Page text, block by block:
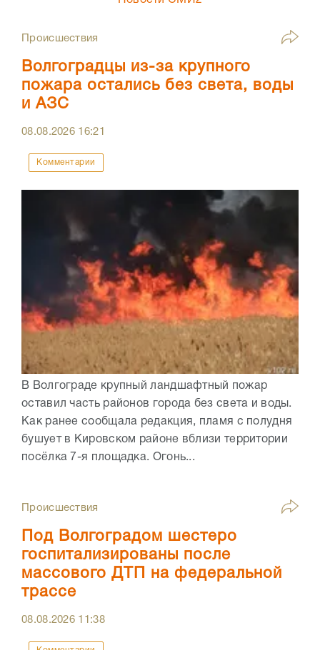
Происшествия
Волгоградцы из-за крупного
пожара остались без света, воды
и АЗС
08.08.2026 16:21
Комментарии
В Волгограде крупный ландшафтный пожар
оставил часть районов города без света и воды.
Как ранее сообщала редакция, пламя с полудня
бушует в Кировском районе вблизи территории
посёлка 7-я площадка. Огонь...
Происшествия
Под Волгоградом шестеро
госпитализированы после
массового ДТП на федеральной
трассе
08.08.2026 11:38